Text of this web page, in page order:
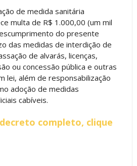
de medida sanitária
multa de R$ 1.000,00 (um mil
do presente
das medidas de interdição de
de alvarás, licenças,
ou concessão pública e outras
lei, além de responsabilização
adoção de medidas
cabíveis.
completo, clique